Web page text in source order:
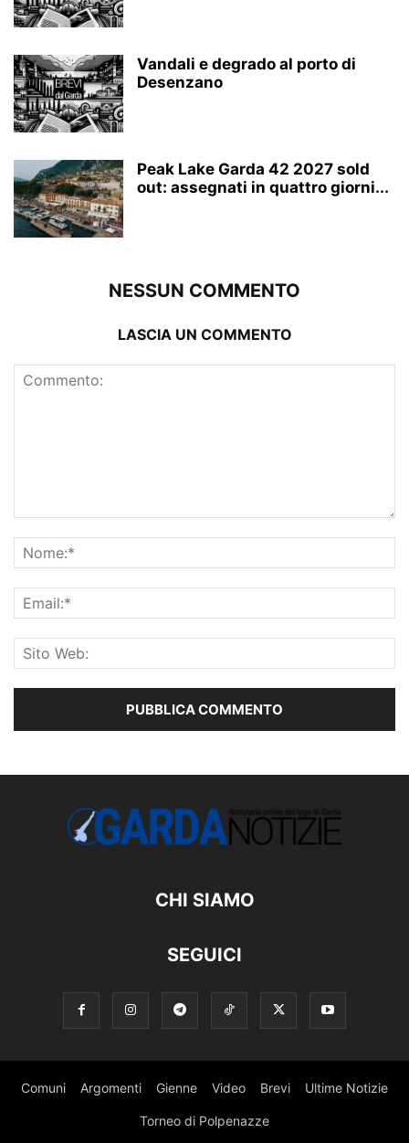
Vandali e degrado al porto di
Desenzano
Peak Lake Garda 42 2027 sold
out: assegnati in quattro giorni...
NESSUN COMMENTO
LASCIA UN COMMENTO
CHI SIAMO
SEGUICI
Comuni Argomenti Gienne Video Brevi Ultime Notizie
Torneo di Polpenazze